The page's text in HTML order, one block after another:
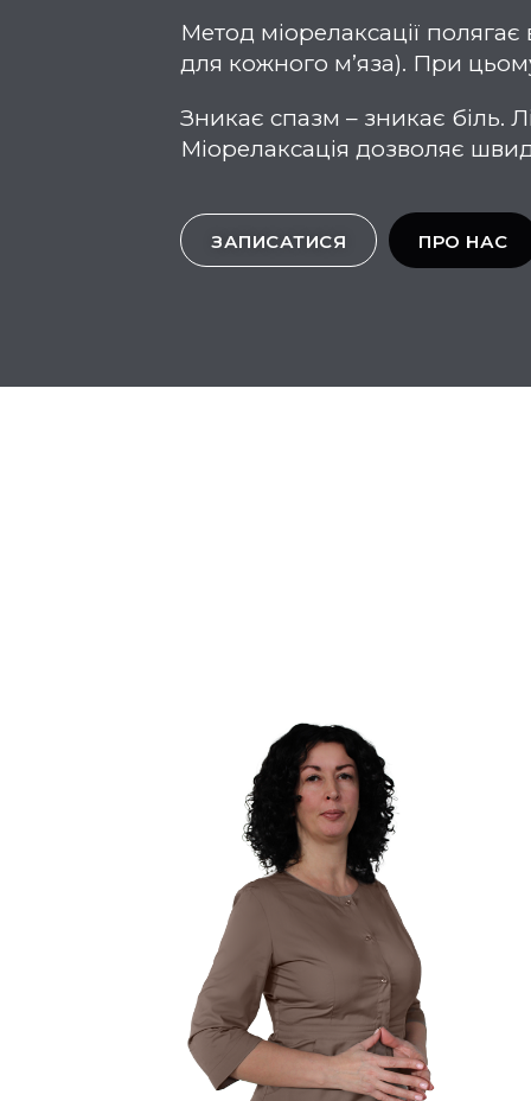
Метод міорелаксації
для кожного м’яза). При
Зникає спазм – зникає біль.
Міорелаксація дозволяє
ЗАПИСАТИСЯ ПРО НАС